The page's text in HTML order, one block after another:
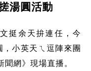
湯圓活動
挺余天拚連任，今
，小英天ㄟ逗陣來團
網》現場直播。